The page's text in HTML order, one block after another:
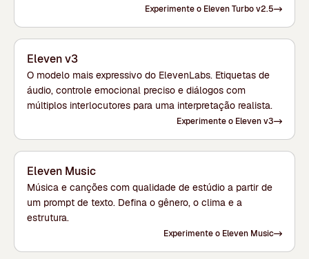
Experimente o Eleven Turbo v2.5
Eleven v3
O modelo mais expressivo do ElevenLabs. Etiquetas de
áudio, controle emocional preciso e diálogos com
múltiplos interlocutores para uma interpretação realista.
Experimente o Eleven v3
Eleven Music
Música e canções com qualidade de estúdio a partir de
um prompt de texto. Defina o gênero, o clima e a
estrutura.
Experimente o Eleven Music